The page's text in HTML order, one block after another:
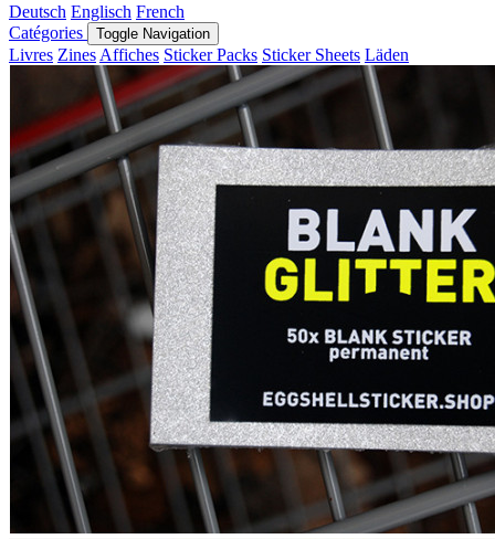
Deutsch Englisch French
Catégories
Toggle Navigation
Livres Zines Affiches Sticker Packs Sticker Sheets Läden